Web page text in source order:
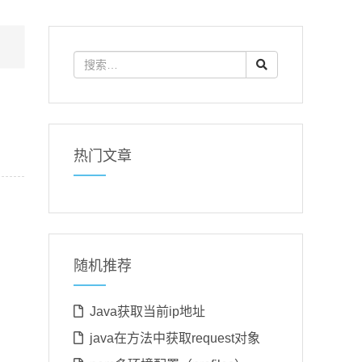
热门文章
随机推荐
Java获取当前ip地址
java在方法中获取request对象